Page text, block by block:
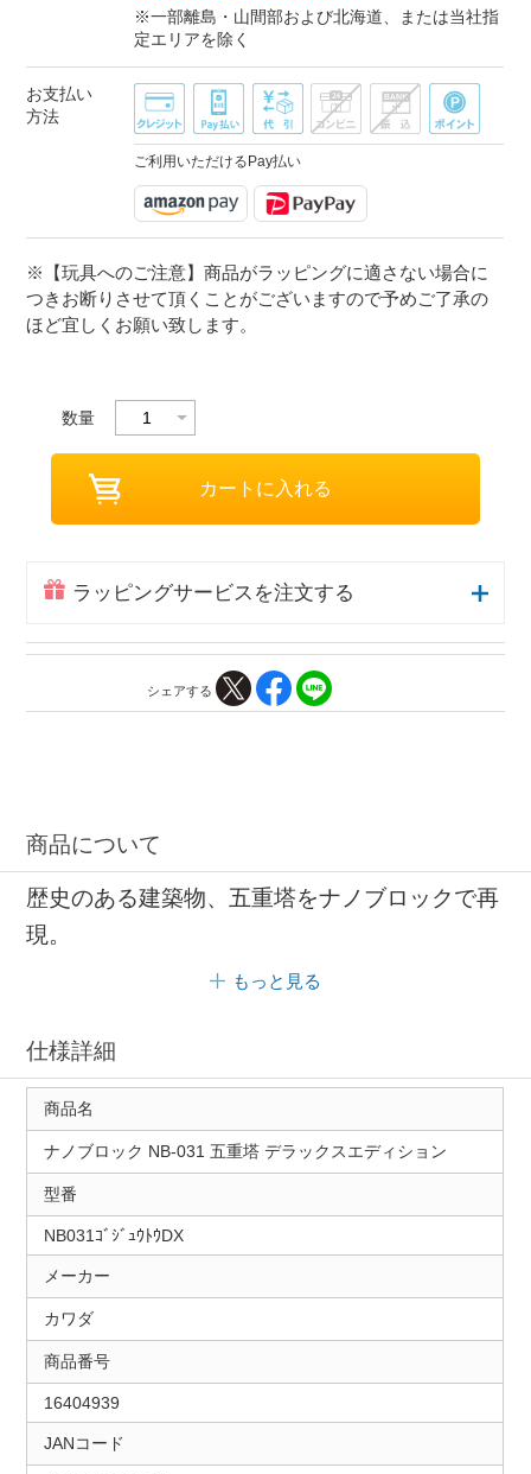
※一部離島・山間部および北海道、または当社指
定エリアを除く
お支払い
方法
ご利用いただけるPay払い
※【玩具へのご注意】商品がラッピングに適さない場合に
つきお断りさせて頂くことがございますので予めご了承の
ほど宜しくお願い致します。
数量
ラッピングサービスを注文する
シェアする
商品について
歴史のある建築物、五重塔をナノブロックで再
現。
もっと見る
仕様詳細
商品名
ナノブロック NB-031 五重塔 デラックスエディション
型番
NB031ｺﾞｼﾞｭｳﾄｳDX
メーカー
カワダ
商品番号
16404939
JANコード